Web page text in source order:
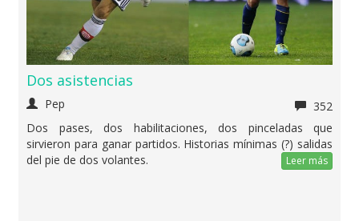
Dos asistencias
Pep
352
Dos pases, dos habilitaciones, dos pinceladas que
sirvieron para ganar partidos. Historias mínimas (?) salidas
del pie de dos volantes.
Leer más